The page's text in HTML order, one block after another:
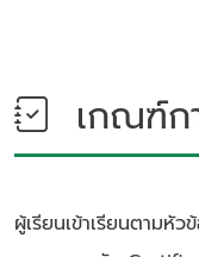
เกณฑ์ก
ผู้เรียนเข้าเรียนตามหั